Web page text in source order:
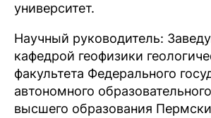
университет.
Научный руководитель:
кафедрой геофизики
факультета Федерального
автономного
высшего образования